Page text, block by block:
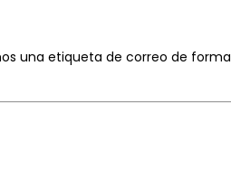
una etiqueta de correo de forma